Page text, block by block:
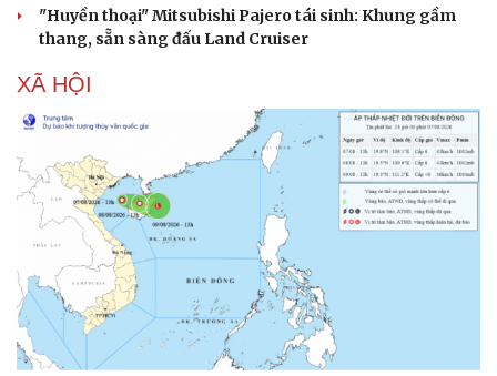
"Huyền thoại" Mitsubishi Pajero tái sinh: Khung gầm
thang, sẵn sàng đấu Land Cruiser
XÃ HỘI